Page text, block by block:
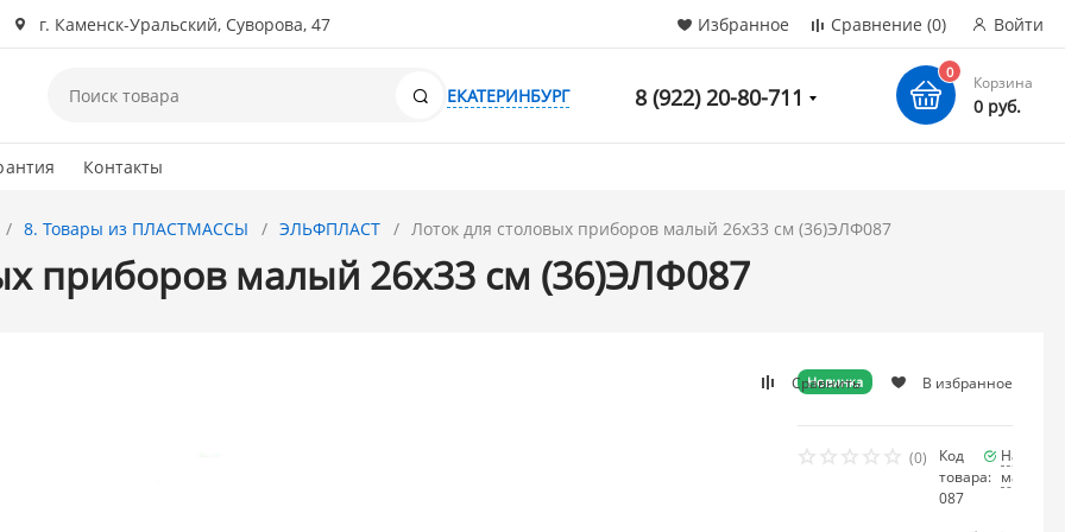
г. Каменск-Уральский, Суворова, 47 Избранное Сравнение (0) Войти
Поиск
ЕКАТЕРИНБУРГ 8 (922) 20-80-711
0
Корзина
0 руб.
Контакты
8. Товары из ПЛАСТМАССЫ ЭЛЬФПЛАСТ Лоток для столовых приборов малый 26х33 см (36)ЭЛФ087
приборов малый 26х33 см (36)ЭЛФ087
Сравнить В избранное
Новинка
(0)
Код
товара:
087
мало